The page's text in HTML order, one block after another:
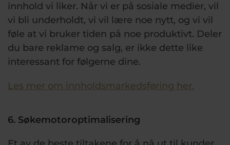
innhold vi liker. Når vi er på sosiale medier, vil
vi bli underholdt, vi vil lære noe nytt, og vi vil
føle at vi bruker tiden på noe produktivt. Deler
du bare reklame og salg, er ikke dette like
interessant for følgerne dine.
Les mer om innholdsmarkedsføring her.
6. Søkemotoroptimalisering